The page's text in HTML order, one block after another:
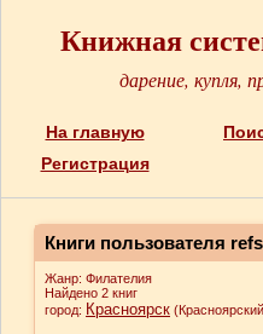
Книжная
дарение, купля,
На главную
Регистрация
Книги пользователя
Жанр: Филателия
Найдено 2 книг
город: Красноярск